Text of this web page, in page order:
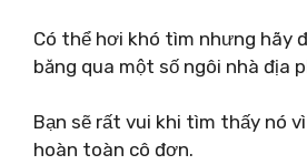
Có thể hơi khó tìm nhưng hãy
băng qua một số ngôi nhà địa
Bạn sẽ rất vui khi tìm thấy nó
hoàn toàn cô đơn.